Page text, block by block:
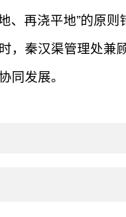
、再浇平地”的原
，秦汉渠管理处兼
同发展。